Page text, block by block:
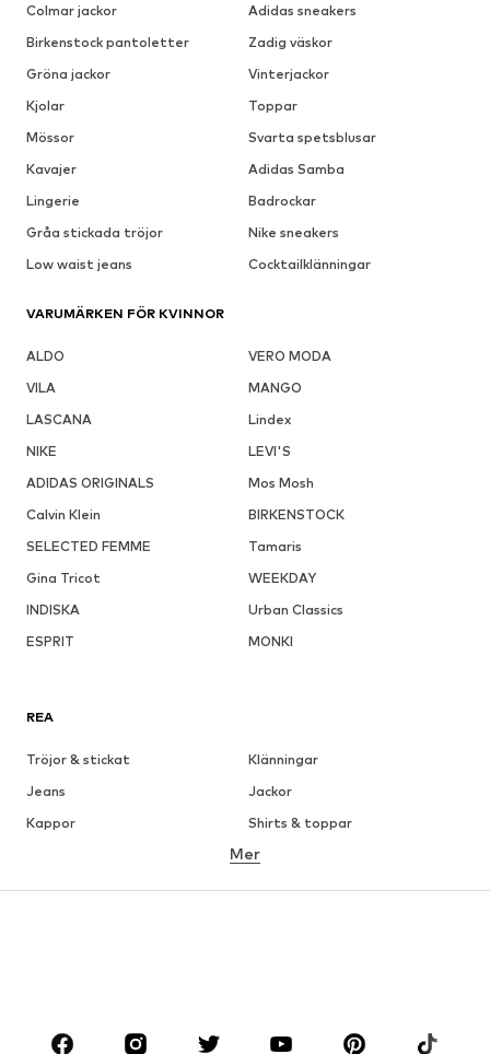
Colmar jackor
Adidas sneakers
Birkenstock pantoletter
Zadig väskor
Gröna jackor
Vinterjackor
Kjolar
Toppar
Mössor
Svarta spetsblusar
Kavajer
Adidas Samba
Lingerie
Badrockar
Gråa stickada tröjor
Nike sneakers
Low waist jeans
Cocktailklänningar
VARUMÄRKEN FÖR KVINNOR
ALDO
VERO MODA
VILA
MANGO
LASCANA
Lindex
NIKE
LEVI'S
ADIDAS ORIGINALS
Mos Mosh
Calvin Klein
BIRKENSTOCK
SELECTED FEMME
Tamaris
Gina Tricot
WEEKDAY
INDISKA
Urban Classics
ESPRIT
MONKI
REA
Tröjor & stickat
Klänningar
Jeans
Jackor
Kappor
Shirts & toppar
Underkläder
Premium
Mer